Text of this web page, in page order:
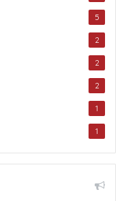
5
2
2
2
1
1